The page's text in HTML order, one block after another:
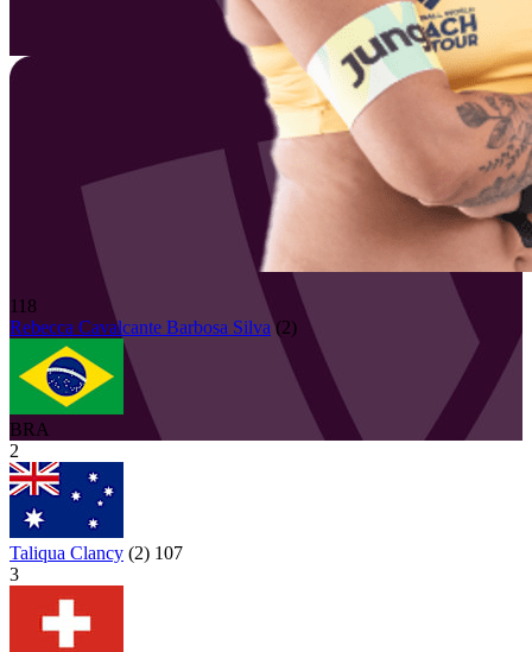
118
Rebecca Cavalcante Barbosa Silva (2)
BRA
2
Taliqua Clancy (2) 107
3